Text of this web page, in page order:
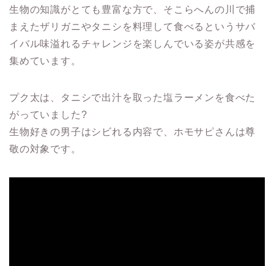
生物の知識がとても豊富な方で、そこらへんの川で捕
まえたザリガニやタニシを料理して食べるというサバ
イバル味溢れるチャレンジを楽しんでいる姿が共感を
集めています。
プク太は、タニシで出汁を取った塩ラーメンを食べた
がっていました?
生物好きの男子はシビれる内容で、ホモサピさんは尊
敬の対象です。